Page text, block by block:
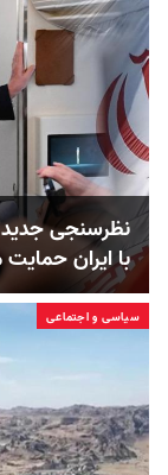
نظرسنجی
با ایران
سیاسی و اجتماعی